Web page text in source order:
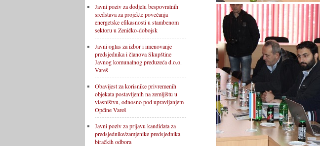
Javni poziv za dodjelu bespovratnih
sredstava za projekte povećanja
energetske efikasnosti u stambenom
sektoru u Zeničko-dobojsk
Javni oglas za izbor i imenovanje
predsjednika i članova Skupštine
Javnog komunalnog preduzeća d.o.o.
Vareš
Obavijest za korisnike privremenih
objekata postavljenih na zemljištu u
vlasništvu, odnosno pod upravljanjem
Općine Vareš
Javni poziv za prijavu kandidata za
predsjednike/zamjenike predsjednika
biračkih odbora